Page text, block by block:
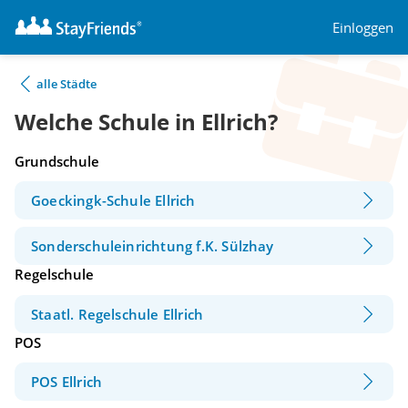
Einloggen
alle Städte
Welche Schule in Ellrich?
Grundschule
Goeckingk-Schule Ellrich
Sonderschuleinrichtung f.K. Sülzhay
Regelschule
Staatl. Regelschule Ellrich
POS
POS Ellrich